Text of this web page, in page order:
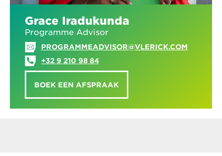
Grace Iradukunda
Programme Advisor
PROGRAMMEADVISOR@VLERICK.COM
+32 9 210 98 84
BOEK EEN AFSPRAAK